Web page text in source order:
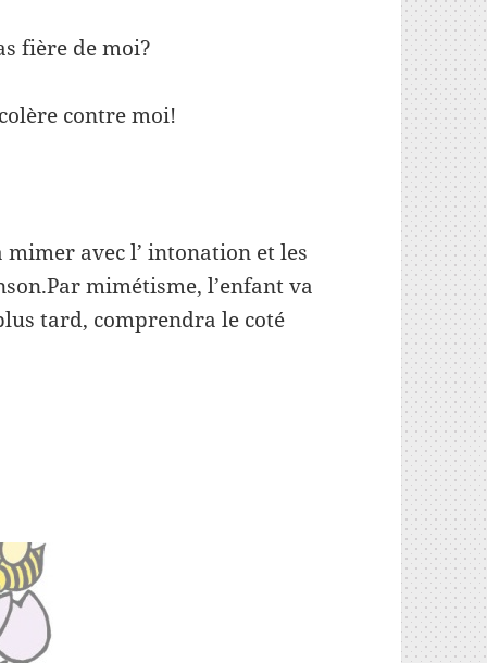
fière de moi?
contre moi!
avec l’ intonation et les
mimétisme, l’enfant va
tard, comprendra le coté